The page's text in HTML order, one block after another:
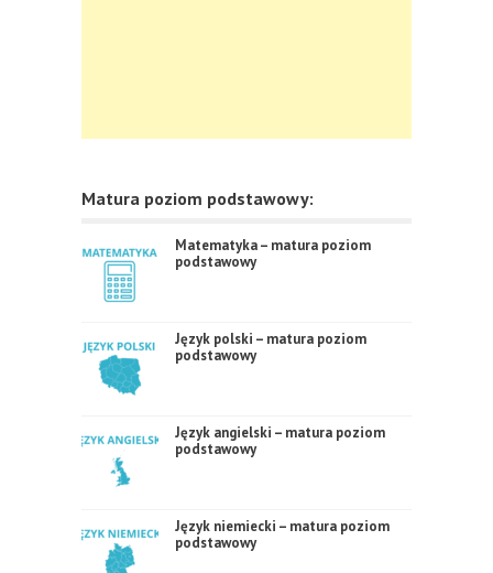
Matura poziom podstawowy:
Matematyka – matura poziom
podstawowy
Język polski – matura poziom
podstawowy
Język angielski – matura poziom
podstawowy
Język niemiecki – matura poziom
podstawowy